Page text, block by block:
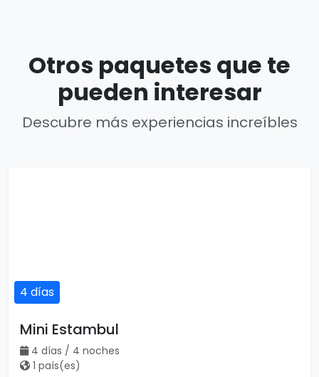
Otros paquetes que te
pueden interesar
Descubre más experiencias increíbles
4 días
Mini Estambul
4 días / 4 noches
1 país(es)